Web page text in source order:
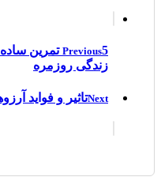
Previous 5 تمرین
زندگی روزمره
Nextتاثیر و فواید